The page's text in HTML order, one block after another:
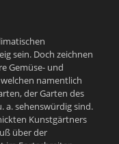
sein. Doch zeichnen
Gemüse- und
namentlich
der Garten des
a. sehenswürdig sind.
Kunstgärtners
über der